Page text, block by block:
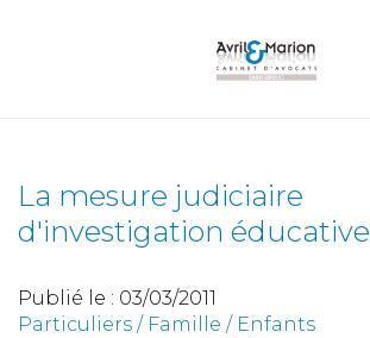
La mesure judiciaire
d'investigation éducative
Publié le : 03/03/2011
Particuliers / Famille / Enfants